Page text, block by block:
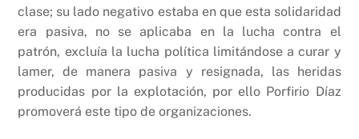
clase; su lado negativo estaba en que esta solidaridad
era pasiva, no se aplicaba en la lucha contra el
patrón, excluía la lucha política limitándose a curar y
lamer, de manera pasiva y resignada, las heridas
producidas por la explotación, por ello Porfirio Díaz
promoverá este tipo de organizaciones.